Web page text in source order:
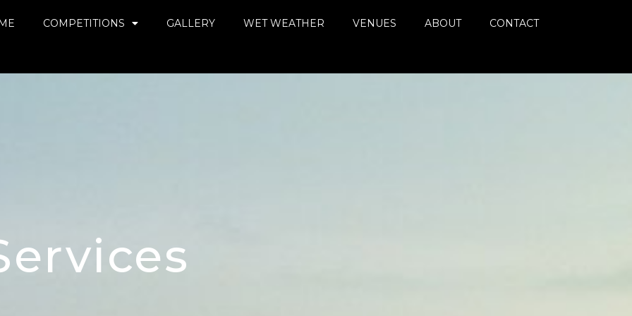
COMPETITIONS GALLERY WET WEATHER VENUES ABOUT CONTACT